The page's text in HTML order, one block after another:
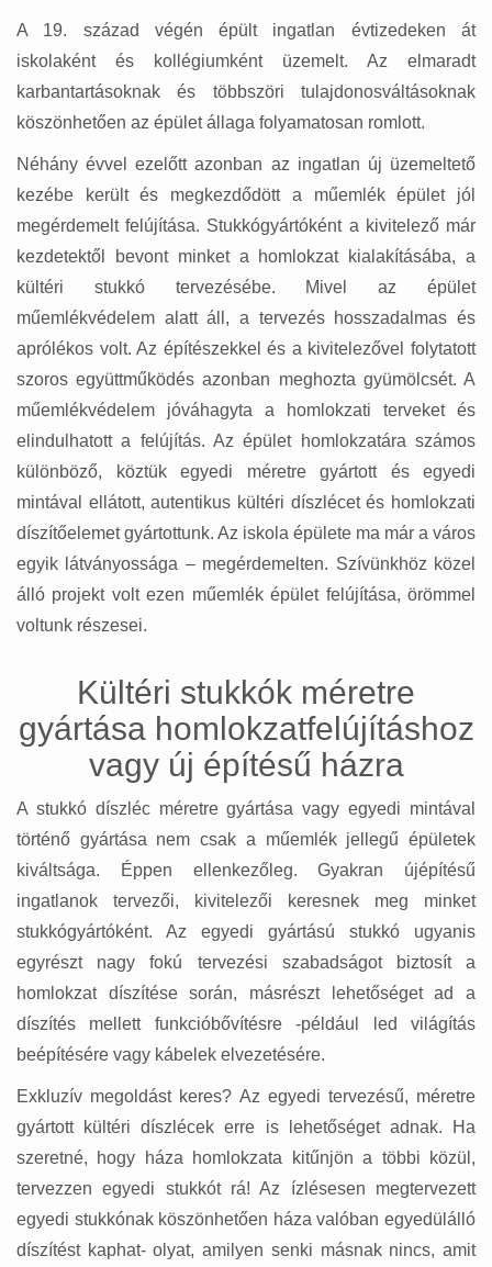
A 19. század végén épült ingatlan évtizedeken át
iskolaként és kollégiumként üzemelt. Az elmaradt
karbantartásoknak és többszöri tulajdonosváltásoknak
köszönhetően az épület állaga folyamatosan romlott.
Néhány évvel ezelőtt azonban az ingatlan új üzemeltető
kezébe került és megkezdődött a műemlék épület jól
megérdemelt felújítása. Stukkógyártóként a kivitelező már
kezdetektől bevont minket a homlokzat kialakításába, a
kültéri stukkó tervezésébe. Mivel az épület
műemlékvédelem alatt áll, a tervezés hosszadalmas és
aprólékos volt. Az építészekkel és a kivitelezővel folytatott
szoros együttműködés azonban meghozta gyümölcsét. A
műemlékvédelem jóváhagyta a homlokzati terveket és
elindulhatott a felújítás. Az épület homlokzatára számos
különböző, köztük egyedi méretre gyártott és egyedi
mintával ellátott, autentikus kültéri díszlécet és homlokzati
díszítőelemet gyártottunk. Az iskola épülete ma már a város
egyik látványossága – megérdemelten. Szívünkhöz közel
álló projekt volt ezen műemlék épület felújítása, örömmel
voltunk részesei.
Kültéri stukkók méretre
gyártása homlokzatfelújításhoz
vagy új építésű házra
A stukkó díszléc méretre gyártása vagy egyedi mintával
történő gyártása nem csak a műemlék jellegű épületek
kiváltsága. Éppen ellenkezőleg. Gyakran újépítésű
ingatlanok tervezői, kivitelezői keresnek meg minket
stukkógyártóként. Az egyedi gyártású stukkó ugyanis
egyrészt nagy fokú tervezési szabadságot biztosít a
homlokzat díszítése során, másrészt lehetőséget ad a
díszítés mellett funkcióbővítésre -például led világítás
beépítésére vagy kábelek elvezetésére.
Exkluzív megoldást keres? Az egyedi tervezésű, méretre
gyártott kültéri díszlécek erre is lehetőséget adnak. Ha
szeretné, hogy háza homlokzata kitűnjön a többi közül,
tervezzen egyedi stukkót rá! Az ízlésesen megtervezett
egyedi stukkónak köszönhetően háza valóban egyedülálló
díszítést kaphat- olyat, amilyen senki másnak nincs, amit